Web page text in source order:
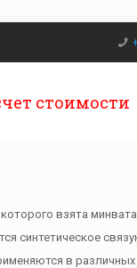
стоимости
взята
синтетическое
в